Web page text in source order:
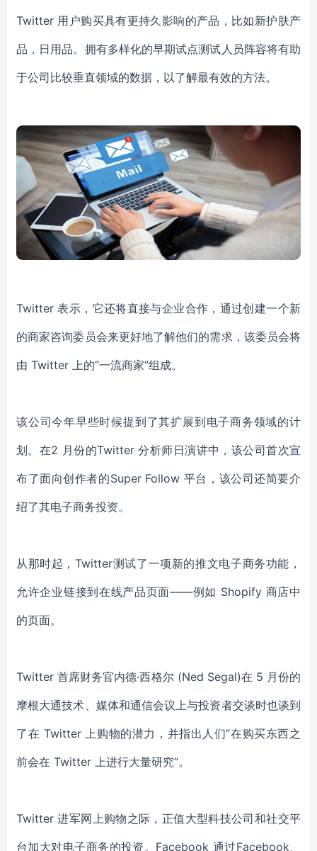
Twitter 用户购买具有更持久影响的产品，比如新护肤产
品，日用品。拥有多样化的早期试点测试人员阵容将有助
于公司比较垂直领域的数据，以了解最有效的方法。
Twitter 表示，它还将直接与企业合作，通过创建一个新
的商家咨询委员会来更好地了解他们的需求，该委员会将
由 Twitter 上的“一流商家”组成。
该公司今年早些时候提到了其扩展到电子商务领域的计
划。在2 月份的Twitter 分析师日演讲中，该公司首次宣
布了面向创作者的Super Follow 平台，该公司还简要介
绍了其电子商务投资。
从那时起，Twitter测试了一项新的推文电子商务功能，
允许企业链接到在线产品页面——例如 Shopify 商店中
的页面。
Twitter 首席财务官内德·西格尔 (Ned Segal)在 5 月份的
摩根大通技术、媒体和通信会议上与投资者交谈时也谈到
了在 Twitter 上购物的潜力，并指出人们“在购买东西之
前会在 Twitter 上进行大量研究”。
Twitter 进军网上购物之际，正值大型科技公司和社交平
台加大对电子商务的投资。Facebook 通过Facebook、